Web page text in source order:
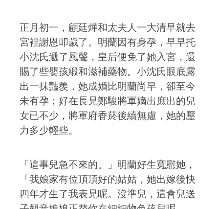
正月初一，顧廷燁和太夫人一大清早就去
宮裡謝恩叩歲了。明蘭因有身孕，早早托
小沈氏遞了風聲，皇后便免了她入宮，還
賜了些嬰孩緞和滋補藥物。小沈氏眼底露
出一抹豔羨，她成婚比明蘭尚早，卻至今
未有孕；好在長兄鄭駿將軍嫡出庶出的兒
女已不少，將軍府香菸後續無慮，她的壓
力多少輕些。
「這事兒急不來的。」明蘭好生寬慰她，
「我娘家有位頂頂好的姑姑，她出嫁後快
四年才生了我表兄呢。沒準兒，這會兒送